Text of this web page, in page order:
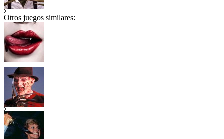
Otros juegos similares: